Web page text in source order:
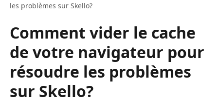
les problèmes sur Skello?
Comment vider le cache
de votre navigateur pour
résoudre les problèmes
sur Skello?